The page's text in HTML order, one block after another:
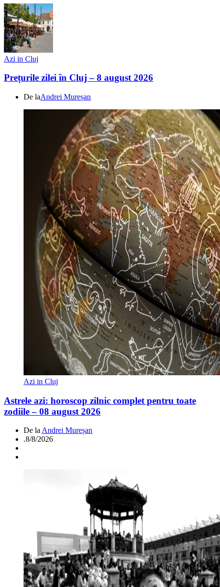
Azi in Cluj
Prețurile zilei în Cluj – 8 august 2026
De laAndrei Mureșan
Azi in Cluj
Astrele azi: horoscop zilnic complet pentru toate
zodiile – 08 august 2026
De la Andrei Mureșan
.8/8/2026